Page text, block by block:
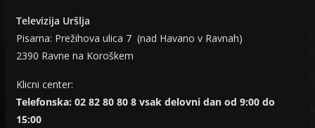
Televizija Uršlja
Pisarna: Prežihova ulica 7 (nad Havano v Ravnah)
2390 Ravne na Koroškem
Klicni center:
Telefonska: 02 82 80 80 8 vsak delovni dan od 9:00 do
15:00